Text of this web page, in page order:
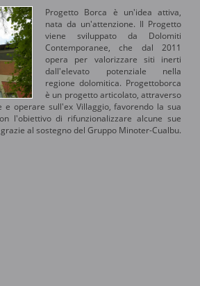
Progetto Borca è un'idea attiva,
nata da un'attenzione. Il Progetto
viene sviluppato da Dolomiti
Contemporanee, che dal 2011
opera per valorizzare siti inerti
dall'elevato potenziale nella
regione dolomitica. Progettoborca
è un progetto articolato, attraverso
operare sull'ex Villaggio, favorendo la sua
l'obiettivo di rifunzionalizzare alcune sue
al sostegno del Gruppo Minoter-Cualbu.